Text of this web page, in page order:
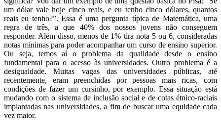
um dólar vale hoje cinco reais, e eu tenho cinco dólares, quantos
reais eu tenho?”. Essa é uma pergunta típica de Matemática, uma
regra de três, a que 40% dos nossos jovens não conseguem
responder. Além disso, menos de 1% tira nota 5 ou 6, consideradas
notas mínimas para poder acompanhar um curso de ensino superior.
Ou seja, temos aí o problema da qualidade desde o ensino
fundamental para o acesso às universidades. Outro problema é a
desigualdade. Muitas vagas das universidades públicas, até
recentemente, eram preenchidas por pessoas mais ricas, com
condições de fazer um cursinho, por exemplo. Essa situação está
mudando com o sistema de inclusão social e de cotas étnico-raciais
implantadas nas universidades, a fim de buscar uma equidade cada
vez maior.